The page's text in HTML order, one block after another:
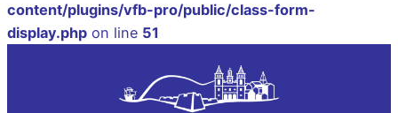
content/plugins/vfb-pro/public/class-form-
display.php on line 51